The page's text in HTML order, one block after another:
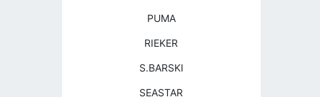
PUMA
RIEKER
S.BARSKI
SEASTAR